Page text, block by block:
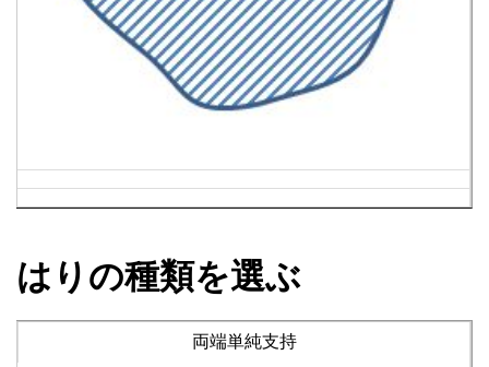
はりの種類を選ぶ
両端単純支持